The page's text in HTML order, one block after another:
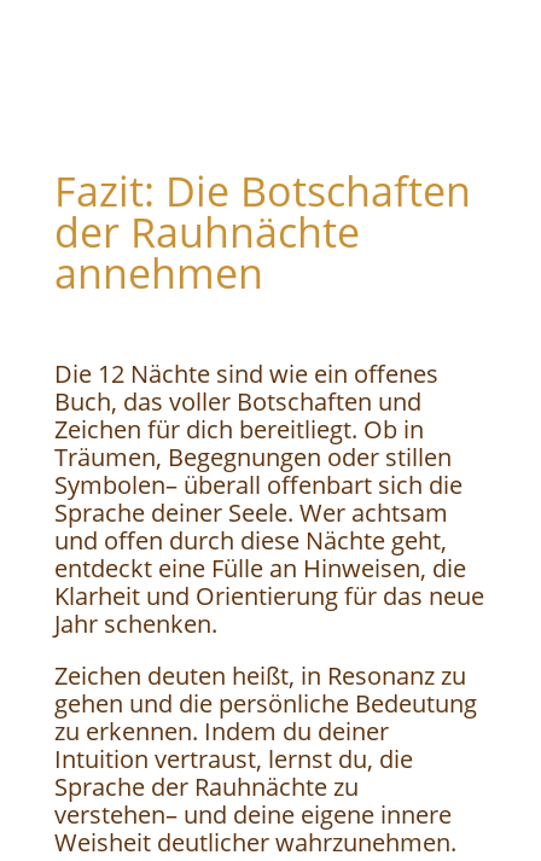
Fazit: Die Botschaften
der Rauhnächte
annehmen
Die 12 Nächte sind wie ein offenes
Buch, das voller Botschaften und
Zeichen für dich bereitliegt. Ob in
Träumen, Begegnungen oder stillen
Symbolen– überall offenbart sich die
Sprache deiner Seele. Wer achtsam
und offen durch diese Nächte geht,
entdeckt eine Fülle an Hinweisen, die
Klarheit und Orientierung für das neue
Jahr schenken.
Zeichen deuten heißt, in Resonanz zu
gehen und die persönliche Bedeutung
zu erkennen. Indem du deiner
Intuition vertraust, lernst du, die
Sprache der Rauhnächte zu
verstehen– und deine eigene innere
Weisheit deutlicher wahrzunehmen.